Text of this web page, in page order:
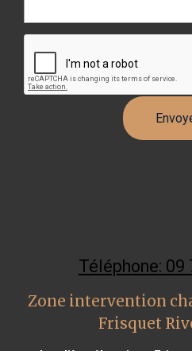
Téléphone: 09
Zone intervention
Frisquet